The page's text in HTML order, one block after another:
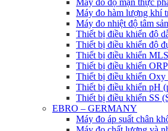
Máy đo độ mặn thực
Máy đo hàm lượng khí
Máy đo nhiệt độ tâm
Thiết bị điều khiển độ
Thiết bị điều khiển độ
Thiết bị điều khiển
Thiết bị điều khiển
Thiết bị điều khiển
Thiết bị điều khiển pH
Thiết bị điều khiển SS
EBRO – GERMANY
Máy đo áp suất chân